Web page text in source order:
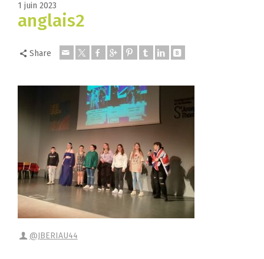
1 juin 2023
anglais2
Share
@JBERIAU44